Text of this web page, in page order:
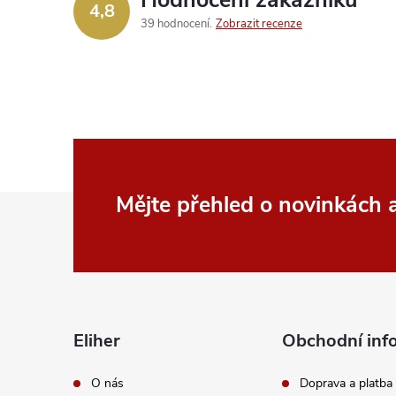
4,8
39 hodnocení Zobrazit recenze
Mějte přehled o novinkách
Eliher
O nás
Obchodní
Doprava a platba